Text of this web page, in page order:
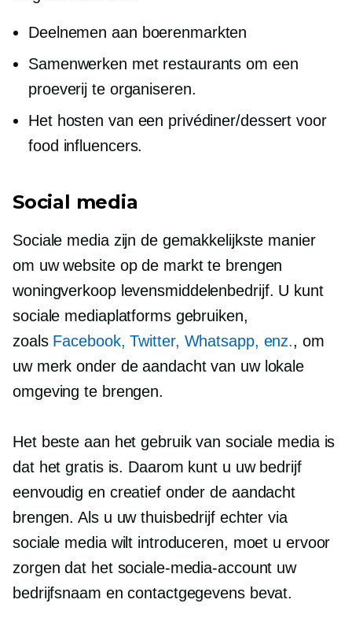
Deelnemen aan boerenmarkten
Samenwerken met restaurants om een ​​
proeverij te organiseren.
Het hosten van een privédiner/dessert voor
food influencers.
Social media
Sociale media zijn de gemakkelijkste manier
om uw website op de markt te brengen
woningverkooplevensmiddelenbedrijf. U kunt
sociale mediaplatforms gebruiken,
zoals Facebook, Twitter, Whatsapp, enz., om
uw merk onder de aandacht van uw lokale
omgeving te brengen.
Het beste aan het gebruik van sociale media is
dat het gratis is. Daarom kunt u uw bedrijf
eenvoudig en creatief onder de aandacht
brengen. Als u uw thuisbedrijf echter via
sociale media wilt introduceren, moet u ervoor
zorgen dat het sociale-media-account uw
bedrijfsnaam en contactgegevens bevat.